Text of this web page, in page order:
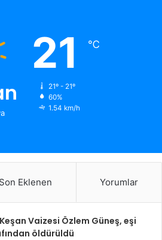
21 ℃
21º - 21º
60%
1.54 km/h
Son Eklenen Yorumlar
Vaizesi Özlem Güneş, eşi
öldürüldü